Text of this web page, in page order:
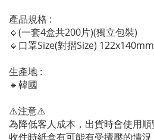
產品規格 :
🔹(一套4盒共200片)(獨立包裝)
🔹口罩Size(對摺Size) 122x140mm
生產地 :
🔹韓國
⚠️注意⚠️
為降低客人成本，出貨時會使用順
收件時紙盒有可能有受擠壓的情